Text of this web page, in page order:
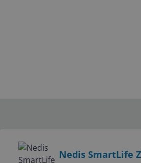
Nedis SmartLife